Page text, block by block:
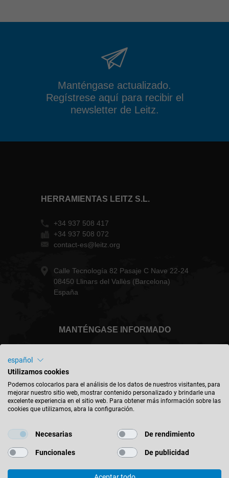
Manténgase actualizado.
Regístrese aquí para recibir el
newsletter de Leitz.
HERRAMIENTAS LEITZ S.L.
+34 937 508 417
+34 937 508 072
contact-es@leitz.org
Calle Tecnología 82 Pasaje C Nave 22-24
08450 Llinars del Vallès (Barcelona)
España
MANTÉNGASE INFORMADO
España - español
español
Utilizamos cookies
Podemos colocarlos para el análisis de los datos de nuestros visitantes, para
mejorar nuestro sitio web, mostrar contenido personalizado y brindarle una
excelente experiencia en el sitio web. Para obtener más información sobre las
cookies que utilizamos, abra la configuración.
Necesarias De rendimiento
Funcionales De publicidad